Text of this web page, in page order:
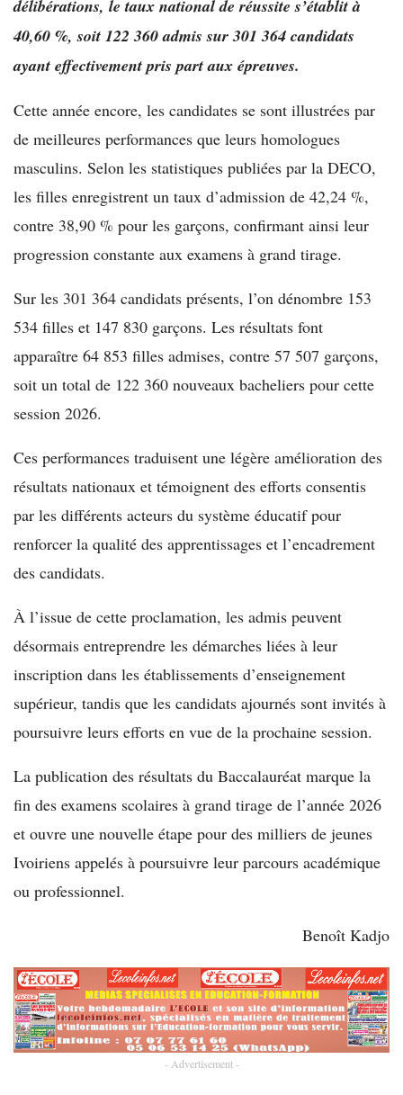
délibérations, le taux national de réussite s’établit à
40,60 %, soit 122 360 admis sur 301 364 candidats
ayant effectivement pris part aux épreuves.
Cette année encore, les candidates se sont illustrées par
de meilleures performances que leurs homologues
masculins. Selon les statistiques publiées par la DECO,
les filles enregistrent un taux d’admission de 42,24 %,
contre 38,90 % pour les garçons, confirmant ainsi leur
progression constante aux examens à grand tirage.
Sur les 301 364 candidats présents, l’on dénombre 153
534 filles et 147 830 garçons. Les résultats font
apparaître 64 853 filles admises, contre 57 507 garçons,
soit un total de 122 360 nouveaux bacheliers pour cette
session 2026.
Ces performances traduisent une légère amélioration des
résultats nationaux et témoignent des efforts consentis
par les différents acteurs du système éducatif pour
renforcer la qualité des apprentissages et l’encadrement
des candidats.
À l’issue de cette proclamation, les admis peuvent
désormais entreprendre les démarches liées à leur
inscription dans les établissements d’enseignement
supérieur, tandis que les candidats ajournés sont invités à
poursuivre leurs efforts en vue de la prochaine session.
La publication des résultats du Baccalauréat marque la
fin des examens scolaires à grand tirage de l’année 2026
et ouvre une nouvelle étape pour des milliers de jeunes
Ivoiriens appelés à poursuivre leur parcours académique
ou professionnel.
Benoît Kadjo
- Advertisement -